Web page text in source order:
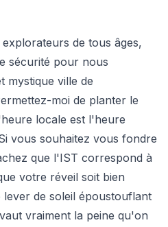
de tous âges,
sécurité pour nous
mystique ville de
moi de planter le
locale est l'heure
vous souhaitez vous fondre
que l'IST correspond à
votre réveil soit bien
de soleil époustouflant
vraiment la peine qu'on